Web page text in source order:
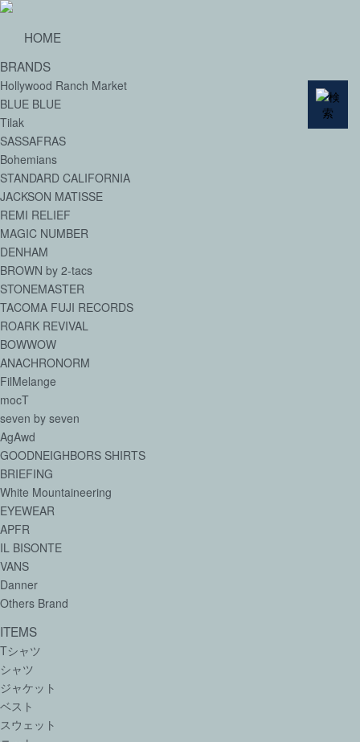
HOME
BRANDS
Hollywood Ranch Market
BLUE BLUE
Tilak
SASSAFRAS
Bohemians
STANDARD CALIFORNIA
JACKSON MATISSE
REMI RELIEF
MAGIC NUMBER
DENHAM
BROWN by 2-tacs
STONEMASTER
TACOMA FUJI RECORDS
ROARK REVIVAL
BOWWOW
ANACHRONORM
FilMelange
mocT
seven by seven
AgAwd
GOODNEIGHBORS SHIRTS
BRIEFING
White Mountaineering
EYEWEAR
APFR
IL BISONTE
VANS
Danner
Others Brand
ITEMS
Tシャツ
シャツ
ジャケット
ベスト
スウェット